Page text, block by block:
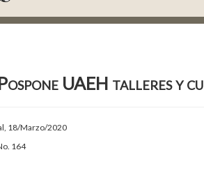
UAEH talleres y
18/Marzo/2020
164